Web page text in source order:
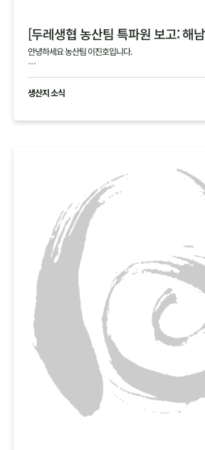
[두레생협 농산팀 특파원 보고: 해
안녕하세요 농산팀 이진호입니다.
해남의 4, 5차 김장 작황에 대한 생생한 정보를 전해드립
생산지 소식